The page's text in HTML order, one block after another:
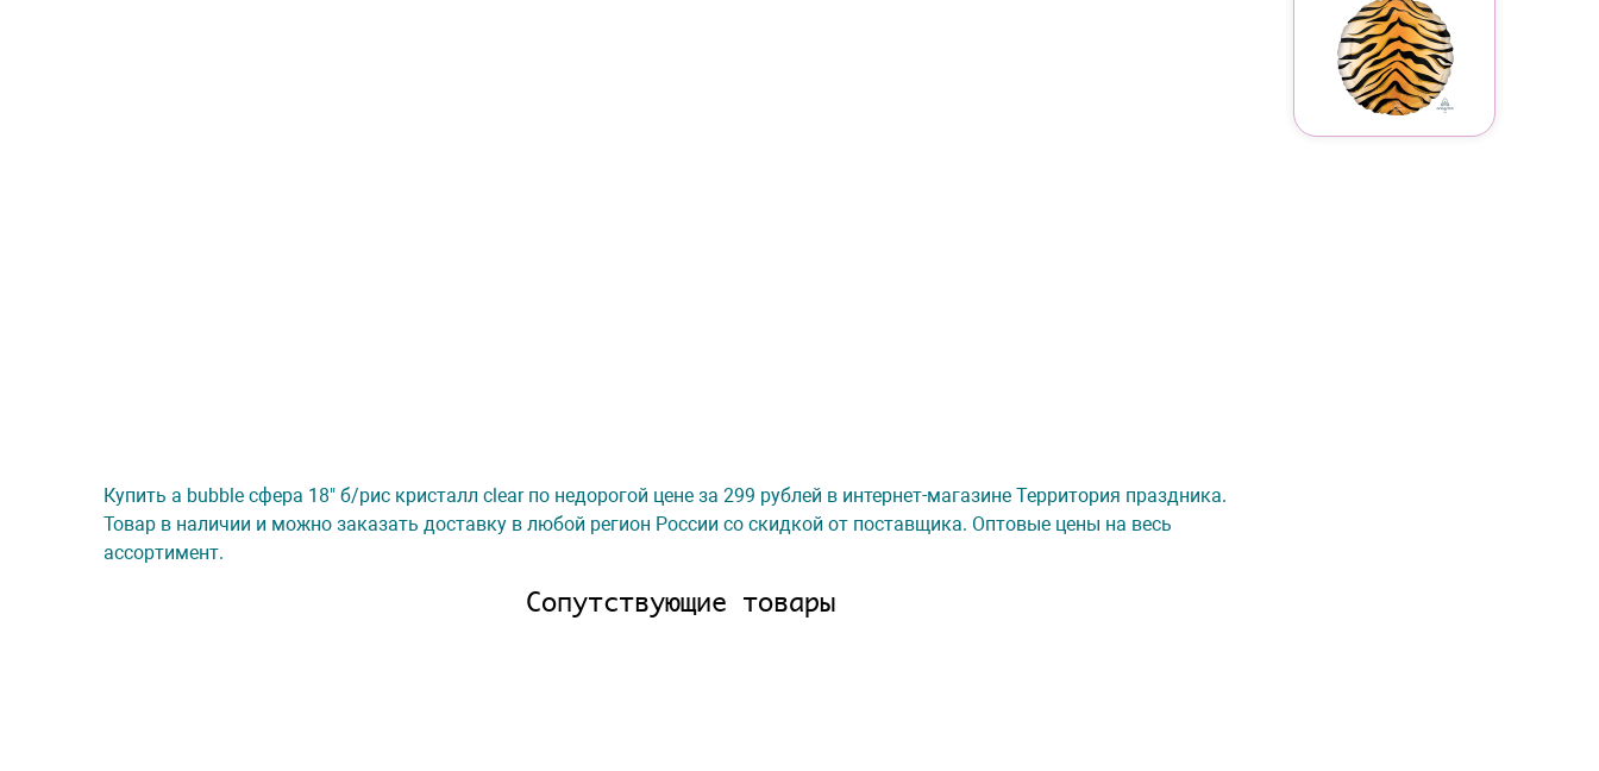
Купить а bubble сфера 18" б/рис кристалл clear по недорогой цене за 299 рублей в интернет-магазине Территория праздника.
Товар в наличии и можно заказать доставку в любой регион России со скидкой от поставщика. Оптовые цены на весь
ассортимент.
Сопутствующие товары